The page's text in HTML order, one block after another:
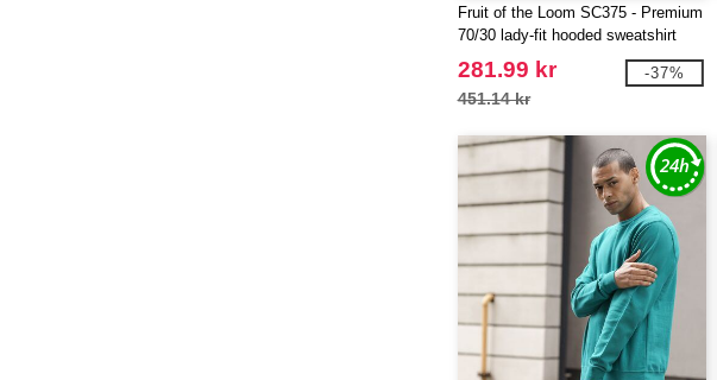
Fruit of the Loom SC375 - Premium
70/30 lady-fit hooded sweatshirt
jacket
281.99 kr
451.14 kr
-37%